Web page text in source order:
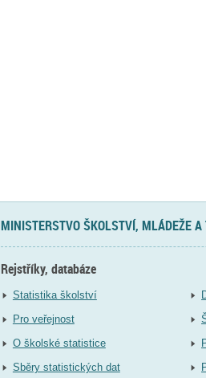
MINISTERSTVO ŠKOLSTVÍ, MLÁDEŽE A
Rejstříky, databáze
Statistika školství
Pro veřejnost
O školské statistice
Sběry statistických dat